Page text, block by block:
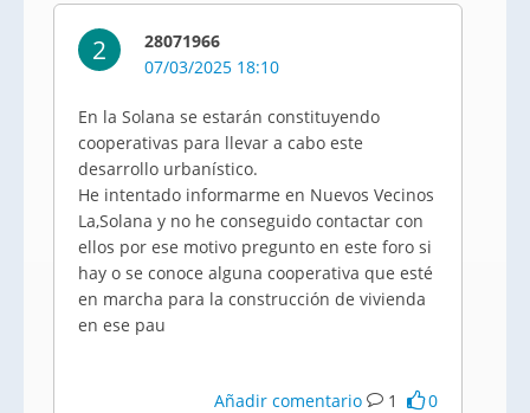
2
28071966
07/03/2025 18:10
En la Solana se estarán constituyendo
cooperativas para llevar a cabo este
desarrollo urbanístico.
He intentado informarme en Nuevos Vecinos
La,Solana y no he conseguido contactar con
ellos por ese motivo pregunto en este foro si
hay o se conoce alguna cooperativa que esté
en marcha para la construcción de vivienda
en ese pau
Añadir comentario 1 0